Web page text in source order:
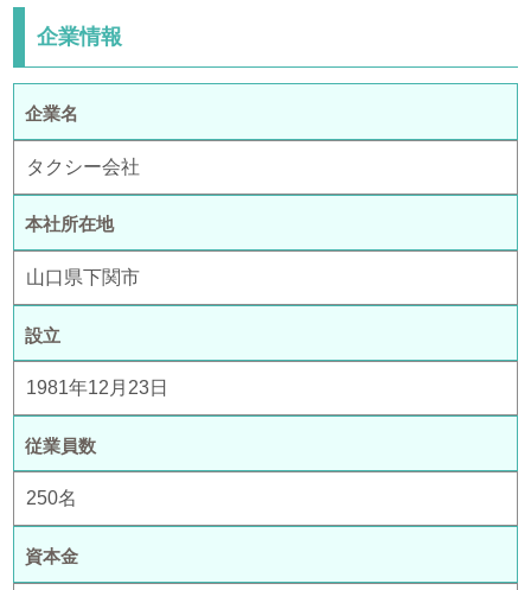
企業情報
企業名
タクシー会社
本社所在地
山口県下関市
設立
1981年12月23日
従業員数
250名
資本金